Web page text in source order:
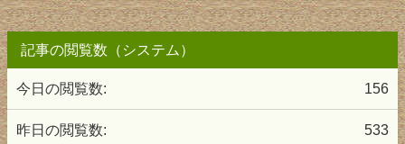
記事の閲覧数（システム）
156
今日の閲覧数:
533
昨日の閲覧数: